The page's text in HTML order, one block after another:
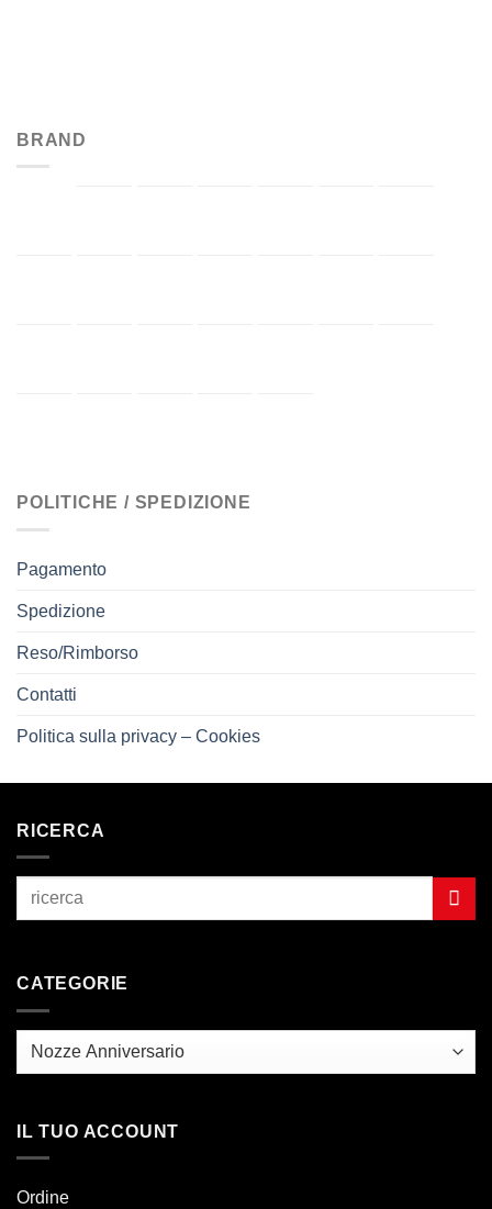
BRAND
POLITICHE / SPEDIZIONE
Pagamento
Spedizione
Reso/Rimborso
Contatti
Politica sulla privacy – Cookies
RICERCA
CATEGORIE
IL TUO ACCOUNT
Ordine